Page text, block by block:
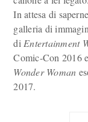
In attesa di
galleria di
di Entertainment
Comic-Con 2016
Wonder Woman
2017.